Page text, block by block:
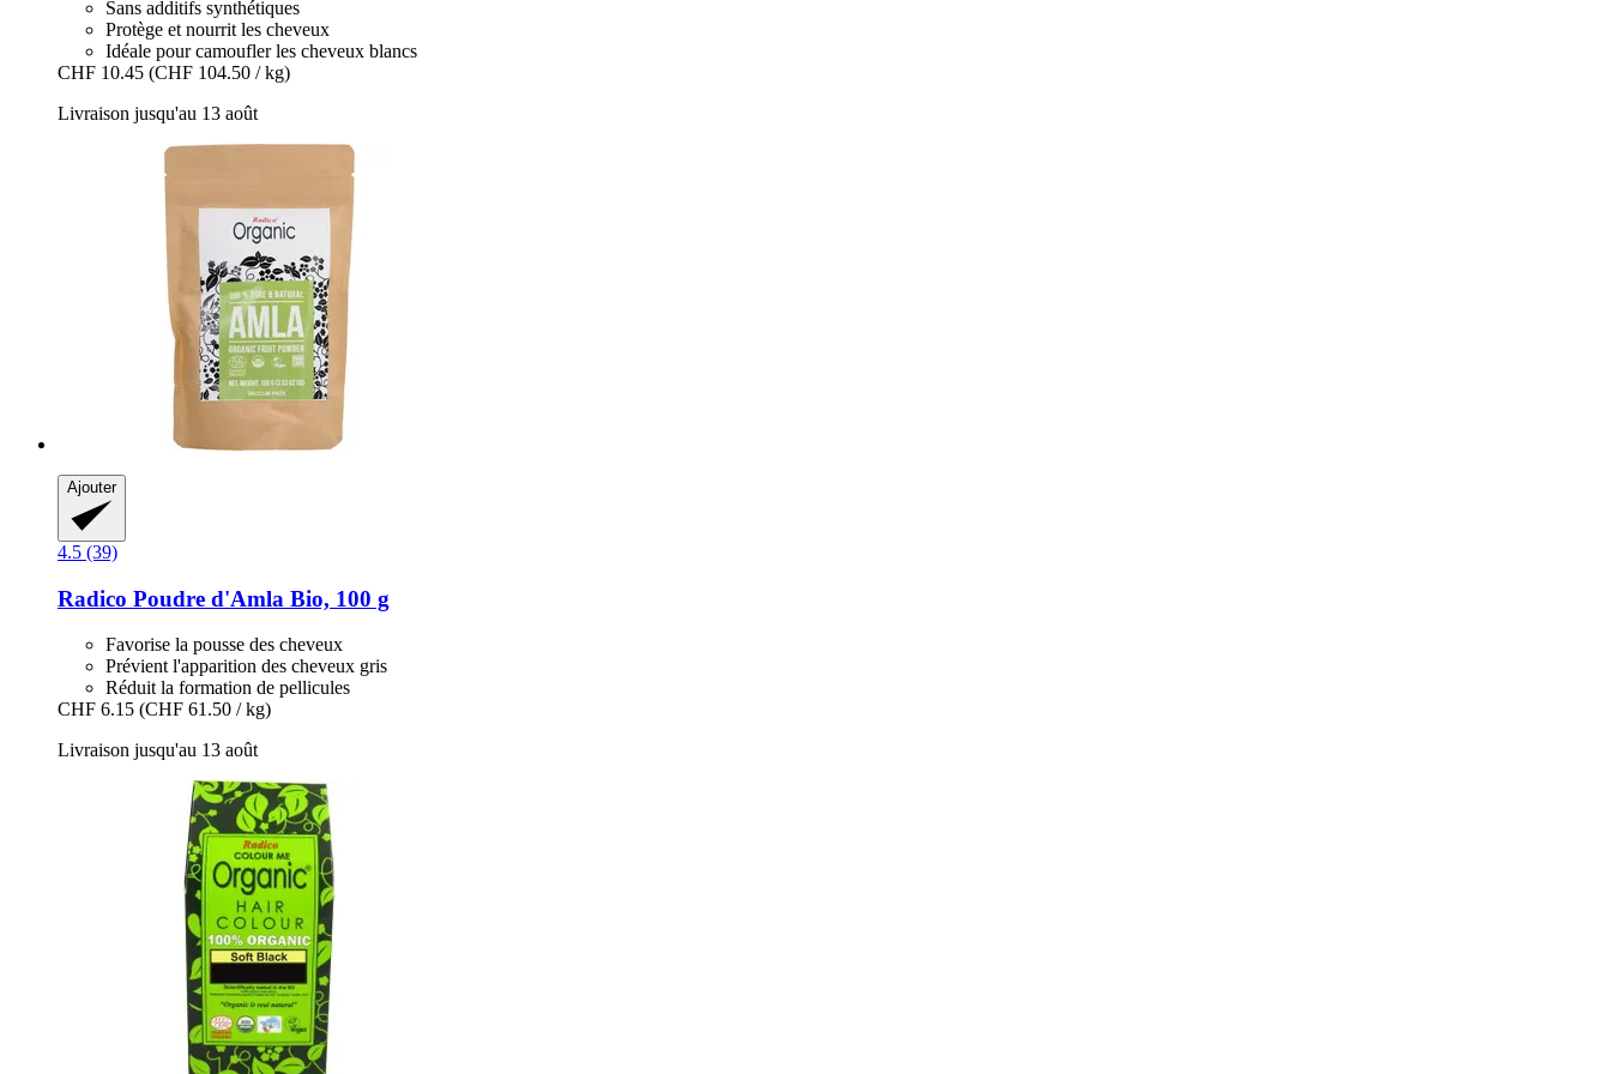
Sans additifs synthétiques
Protège et nourrit les cheveux
Idéale pour camoufler les cheveux blancs
CHF 10.45 (CHF 104.50 / kg)
Livraison jusqu'au 13 août
Ajouter
4.5 (39)
Radico Poudre d'Amla Bio, 100 g
Favorise la pousse des cheveux
Prévient l'apparition des cheveux gris
Réduit la formation de pellicules
CHF 6.15 (CHF 61.50 / kg)
Livraison jusqu'au 13 août